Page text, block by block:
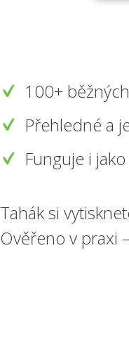
100+
Přehledné a
Funguje i
Tahák si
Ověřeno v praxi